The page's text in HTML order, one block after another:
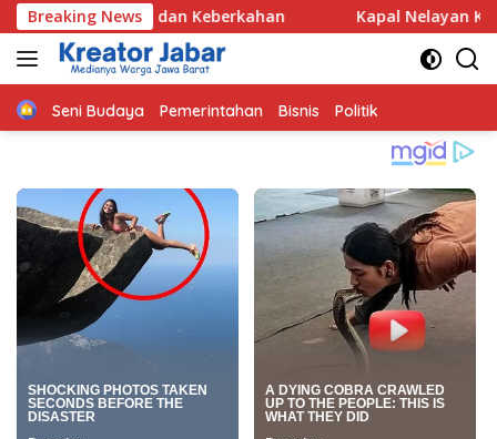
Langsung
ke
konten
Breaking News
dan Keberkahan Kapal Nelayan Karangsong
Home
Seni Budaya Pemerintahan Bisnis Politik